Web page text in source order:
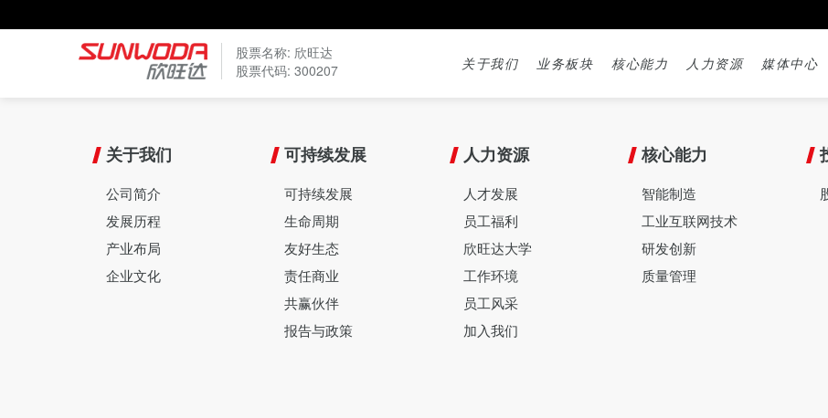
股票名称: 欣旺达
股票代码: 300207
关于我们 业务板块 核心能力 人力资源 媒体中心
关于我们
公司简介
发展历程
产业布局
企业文化
可持续发展
可持续发展
生命周期
友好生态
责任商业
共赢伙伴
报告与政策
人力资源
人才发展
员工福利
欣旺达大学
工作环境
员工风采
加入我们
核心能力
智能制造
工业互联网技术
研发创新
质量管理